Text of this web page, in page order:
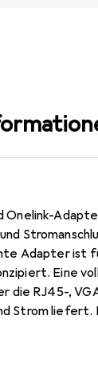
Onelink-
Adapter ist
Eine
die RJ45-,
Strom liefert.
mit Ihrem